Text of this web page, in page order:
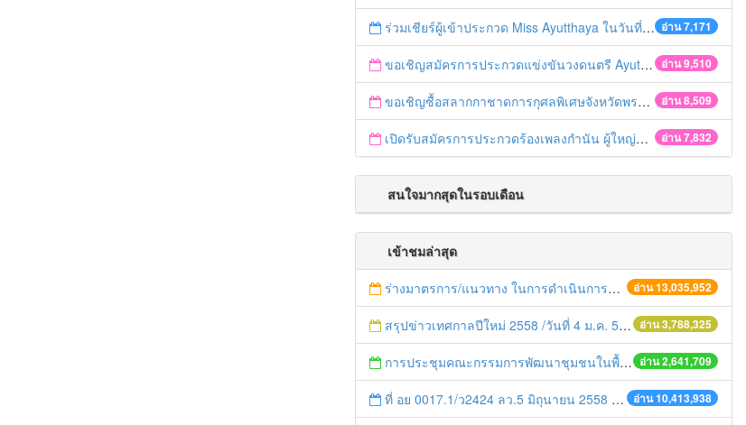
อ่าน 7,171
ร่วมเชียร์ผู้เข้าประกวด Miss Ayutthaya ในวันที่ 15 ธันวาคม 2560
อ่าน 9,510
ขอเชิญสมัครการประกวดแข่งขันวงดนตรี Ayutthaya battle of the bands
อ่าน 8,509
ขอเชิญซื้อสลากกาชาดการกุศลพิเศษจังหวัดพระนครศรีอยุธยา 2560
อ่าน 7,832
เปิดรับสมัครการประกวดร้องเพลงกำนัน ผู้ใหญ่บ้าน ฯลฯ
สนใจมากสุดในรอบเดือน
เข้าชมล่าสุด
อ่าน 13,035,952
ร่างมาตรการ/แนวทาง ในการดำเนินการประกอบการตรวจราชการแบบบูรณาการ
อ่าน 3,788,325
สรุปข่าวเทศกาลปีใหม่ 2558 /วันที่ 4 ม.ค. 58
อ่าน 2,641,709
การประชุมคณะกรรมการพัฒนาชุมชนในพื้นที่รอบโรงไฟฟ้า (คพรฟ.) ครั้งที่ 2/2558 กองทุนพัฒนาไฟฟ้าบริษัท โรจนะเพาเวอร์ จำกัด
อ่าน 10,413,938
ที่ อย 0017.1/ว2424 ลว.5 มิถุนายน 2558 เรื่อง แจ้งกำหนดตรวจประเมินและให้คะแนนหน่วยงานที่สมัครเข้าร่วมโครงการพัฒนาหน่วยงานต้นแบบในการจัดตั้งศูนย์ข้อมูลข่าวสารของราชการฯ ประจำปีงบประมาณ พ.ศ. 2558